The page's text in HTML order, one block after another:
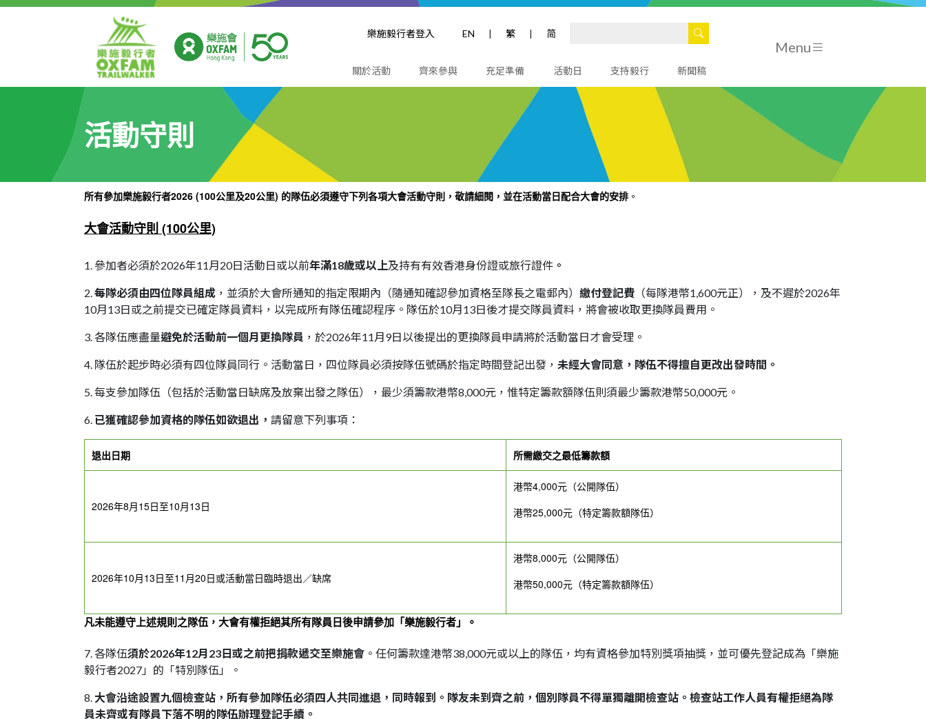
樂施毅行者登入 EN | 繁 | 简
關於活動 齊來參與 充足準備 活動日 支持毅行 新聞稿
Menu
活動守則
所有參加樂施毅行者2026 (100公里及20公里) 的隊伍必須遵守下列各項大會活動守則， 敬請細閱 ，並在活動當日配合大會的安排 。
大會活動守則 (100公里)
1. 參加者必須於2026年11月20日活動日或以前年滿18歲或以上及持有有效香港身份證或旅行證件 。
2. 每隊必須由四位隊員組成 ，並須於大會所通知的指定限期內（隨通知確認參加資格至隊長之電郵內） 繳付登記費 （每隊港幣1,600元正），及不遲於2026年
10月13日或之前提交已確定隊員資料，以完成所有隊伍確認程序。隊伍於10月13日後才提交隊員資料，將會被收取更換隊員費用。
3. 各隊伍應盡量避免於活動前一個月更換隊員 ，於2026年11月9日以後提出的更換隊員申請將於活動當日才會受理。
4. 隊伍於起步時必須有四位隊員同行。活動當日，四位隊員必須按隊伍號碼於指定時間登記出發， 未經大會同意，隊伍不得擅自更改出發時間。
5. 每支參加隊伍（包括於活動當日缺席及放棄出發之隊伍），最少須籌款港幣8,000元，惟特定籌款額隊伍則須最少籌款港幣50,000元 。
6. 已獲確認參加資格的隊伍如欲退出， 請留意下列事項：
退出日期 所需繳交之最低籌款額
2026年8月15日至10月13日
港幣4,000元 （公開隊伍）
港幣25,000元（特定籌款額隊伍）
2026年10月13日至11月20日或活動當日臨時退出／缺席
港幣8,000元 （公開隊伍）
港幣50,000元（特定籌款額隊伍）
凡未能遵守上述規則之隊伍，大會有權拒絕其所有隊員日後申請參加「樂施毅行者」。
7. 各隊伍須於2026年12月23日或之前把捐款遞交至樂施會 。任何籌款達港幣38,000元或以上的隊伍，均有資格參加特別獎項抽獎，並可優先登記成為「樂施
毅行者2027」的「特別隊伍」。
8.大會沿途設置九個檢查站，所有參加隊伍必須四人共同進退，同時報到。 隊友未到齊之前，個別隊員不得單獨離開檢查站。檢查站工作人員有權拒絕為隊
員未齊或有隊員下落不明的隊伍辦理登記手續。